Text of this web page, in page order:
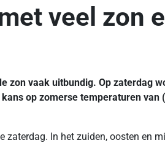
veel zon
zon vaak uitbundig. Op zaterdag
op zomerse temperaturen
zaterdag. In het zuiden, oosten